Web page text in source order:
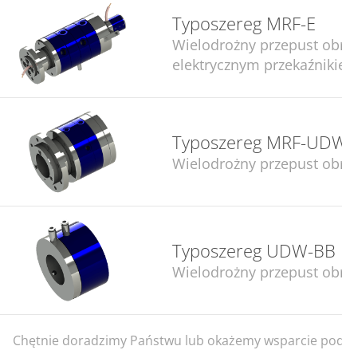
Typoszereg MRF-E
Wielodrożny przepust
elektrycznym
Typoszereg MRF-
Wielodrożny przepust
Typoszereg UDW-BB
Wielodrożny przepust
Chętnie doradzimy Państwu lub okażemy wsparcie